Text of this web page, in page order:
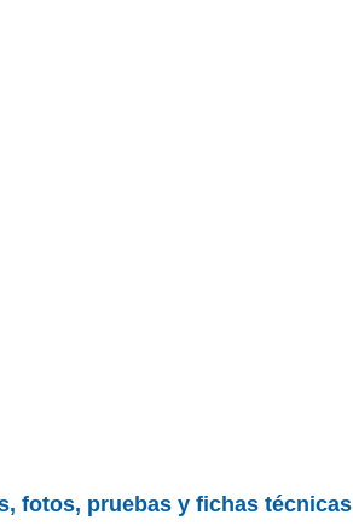
fotos, pruebas y fichas técnicas